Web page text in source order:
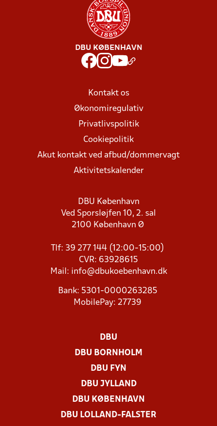
DBU KØBENHAVN
Kontakt os
Økonomiregulativ
Privatlivspolitik
Cookiepolitik
Akut kontakt ved afbud/dommervagt
Aktivitetskalender
DBU København
Ved Sporsløjfen 10, 2. sal
2100 København Ø
Tlf: 39 277 144 (12:00-15:00)
CVR: 63928615
Mail: info@dbukoebenhavn.dk
Bank: 5301-0000263285
MobilePay: 27739
DBU
DBU BORNHOLM
DBU FYN
DBU JYLLAND
DBU KØBENHAVN
DBU LOLLAND-FALSTER